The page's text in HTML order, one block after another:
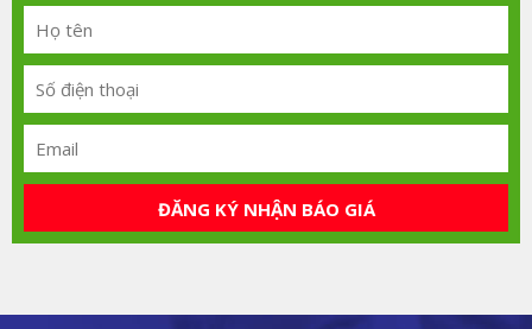
ĐĂNG KÝ NHẬN BÁO GIÁ